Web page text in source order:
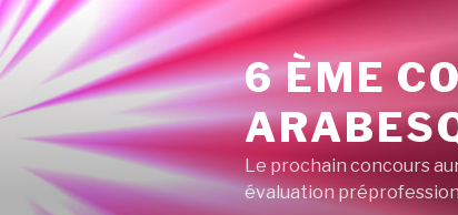
Aller
au
contenu
principal
6 ÈME
Le prochain concours
évaluation